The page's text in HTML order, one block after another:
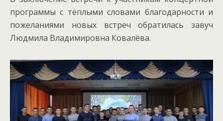
программы с тёплыми словами благодарности и
пожеланиями новых встреч обратилась завуч
Людмила Владимировна Ковалёва.